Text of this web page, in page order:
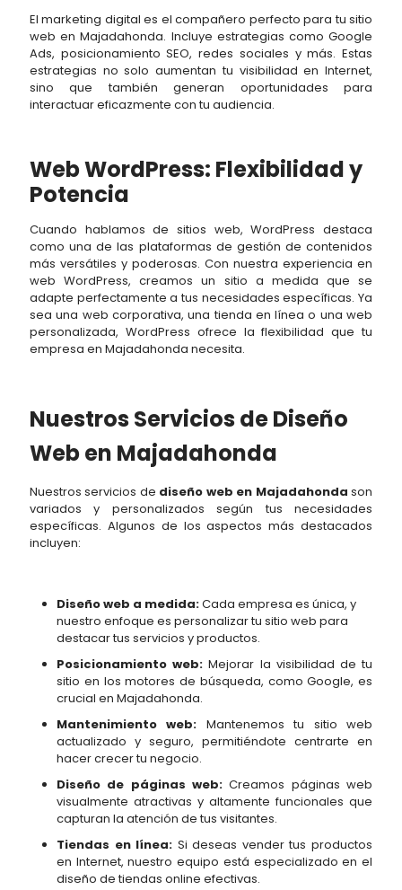
El marketing digital es el compañero perfecto para tu sitio
web en Majadahonda. Incluye estrategias como Google
Ads, posicionamiento SEO, redes sociales y más. Estas
estrategias no solo aumentan tu visibilidad en Internet,
sino que también generan oportunidades para
interactuar eficazmente con tu audiencia.
Web WordPress: Flexibilidad y
Potencia
Cuando hablamos de sitios web, WordPress destaca
como una de las plataformas de gestión de contenidos
más versátiles y poderosas. Con nuestra experiencia en
web WordPress, creamos un sitio a medida que se
adapte perfectamente a tus necesidades específicas. Ya
sea una web corporativa, una tienda en línea o una web
personalizada, WordPress ofrece la flexibilidad que tu
empresa en Majadahonda necesita.
Nuestros Servicios de Diseño
Web en Majadahonda
Nuestros servicios de diseño web en Majadahonda son
variados y personalizados según tus necesidades
específicas. Algunos de los aspectos más destacados
incluyen:
Diseño web a medida:Cada empresa es única, y
nuestro enfoque es personalizar tu sitio web para
destacar tus servicios y productos.
Posicionamiento web: Mejorar la visibilidad de tu
sitio en los motores de búsqueda, como Google, es
crucial en Majadahonda.
Mantenimiento web: Mantenemos tu sitio web
actualizado y seguro, permitiéndote centrarte en
hacer crecer tu negocio.
Diseño de páginas web: Creamos páginas web
visualmente atractivas y altamente funcionales que
capturan la atención de tus visitantes.
Tiendas en línea: Si deseas vender tus productos
en Internet, nuestro equipo está especializado en el
diseño de tiendas online efectivas.